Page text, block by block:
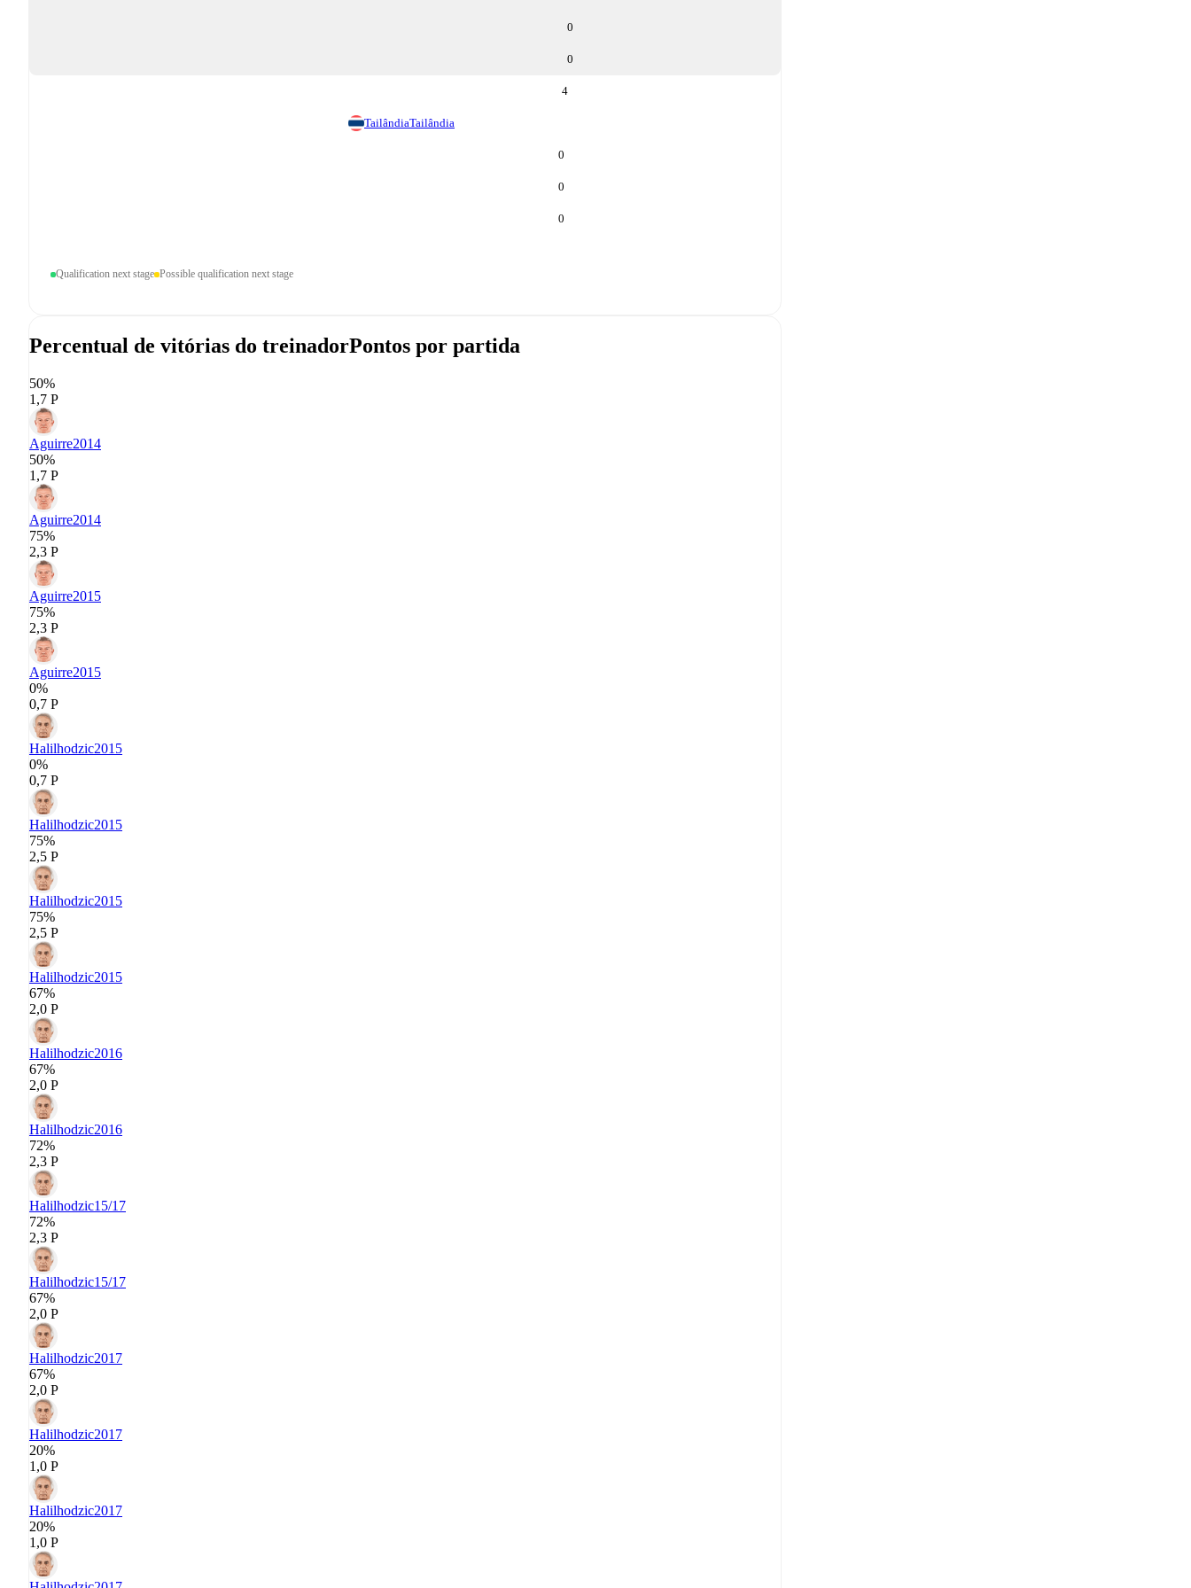
0
0
4
TailândiaTailândia
0
0
0
Qualification next stage Possible qualification next stage
Percentual de vitórias do treinadorPontos por partida
50%
1,7 P
Aguirre2014
50%
1,7 P
Aguirre2014
75%
2,3 P
Aguirre2015
75%
2,3 P
Aguirre2015
0%
0,7 P
Halilhodzic2015
0%
0,7 P
Halilhodzic2015
75%
2,5 P
Halilhodzic2015
75%
2,5 P
Halilhodzic2015
67%
2,0 P
Halilhodzic2016
67%
2,0 P
Halilhodzic2016
72%
2,3 P
Halilhodzic15/17
72%
2,3 P
Halilhodzic15/17
67%
2,0 P
Halilhodzic2017
67%
2,0 P
Halilhodzic2017
20%
1,0 P
Halilhodzic2017
20%
1,0 P